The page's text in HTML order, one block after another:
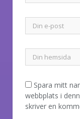
Spara mitt
webbplats i
skriver en